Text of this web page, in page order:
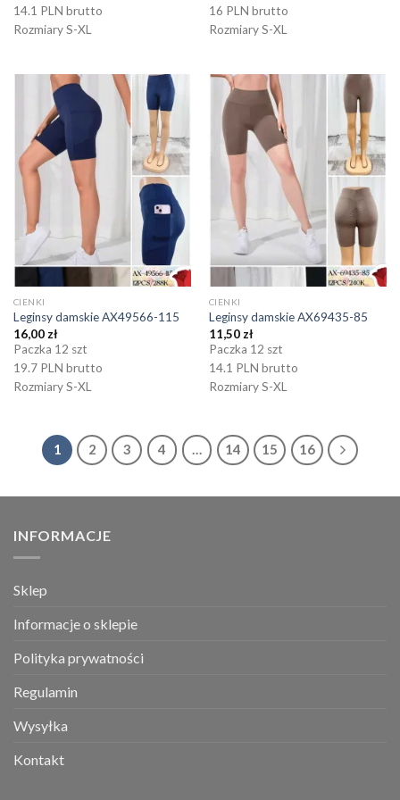
14.1 PLN brutto
Rozmiary S-XL
16 PLN brutto
Rozmiary S-XL
CIENKI
Leginsy damskie AX49566-115
16,00 zł
Paczka 12 szt
19.7 PLN brutto
Rozmiary S-XL
CIENKI
Leginsy damskie AX69435-85
11,50 zł
Paczka 12 szt
14.1 PLN brutto
Rozmiary S-XL
1 2 3 4 … 14 15 16
INFORMACJE
Sklep
Informacje o sklepie
Polityka prywatności
Regulamin
Wysyłka
Kontakt